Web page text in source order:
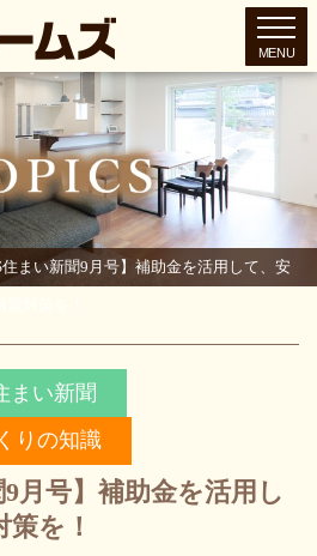
住まい新聞9月号】補助金を活用して、安
まい新聞
りの知識
9月号】補助金を活用し
を！